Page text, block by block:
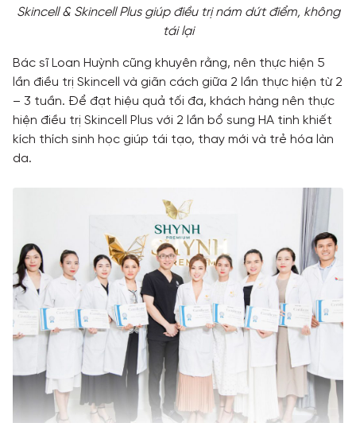
Skincell & Skincell Plus giúp điều trị nám dứt điểm, không
tái lại
Bác sĩ Loan Huỳnh cũng khuyên rằng, nên thực hiện 5
lần điều trị Skincell và giãn cách giữa 2 lần thực hiện từ 2
– 3 tuần. Để đạt hiệu quả tối đa, khách hàng nên thực
hiện điều trị Skincell Plus với 2 lần bổ sung HA tinh khiết
kích thích sinh học giúp tái tạo, thay mới và trẻ hóa làn
da.